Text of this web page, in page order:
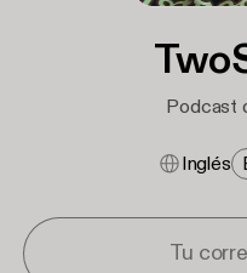
Podcast
Inglés